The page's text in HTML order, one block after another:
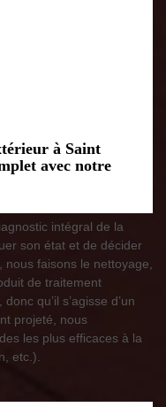
à Saint
avec notre
intégral de la
son état et de décider
faisons le nettoyage,
de traitement
qu’il s’agisse d’un
projeté, nous
les plus efficaces à la
etc.).